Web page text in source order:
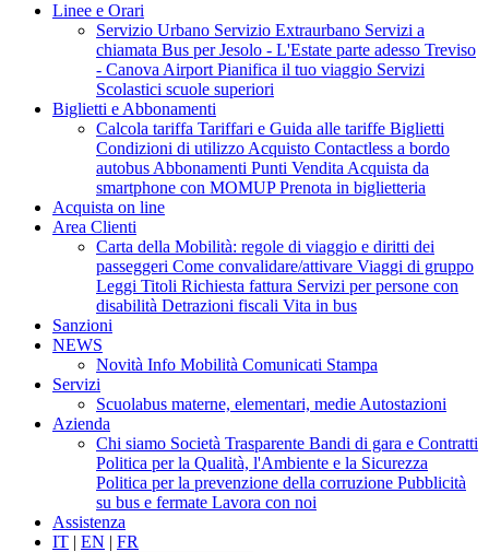
Linee e Orari
Servizio Urbano Servizio Extraurbano Servizi a
chiamata Bus per Jesolo - L'Estate parte adesso Treviso
- Canova Airport Pianifica il tuo viaggio Servizi
Scolastici scuole superiori
Biglietti e Abbonamenti
Calcola tariffa Tariffari e Guida alle tariffe Biglietti
Condizioni di utilizzo Acquisto Contactless a bordo
autobus Abbonamenti Punti Vendita Acquista da
smartphone con MOMUPPrenota in biglietteria
Acquista on line
Area Clienti
Carta della Mobilità: regole di viaggio e diritti dei
passeggeri Come convalidare/attivare Viaggi di gruppo
Leggi Titoli Richiesta fattura Servizi per persone con
disabilità Detrazioni fiscali Vita in bus
Sanzioni
NEWS
Novità Info Mobilità Comunicati Stampa
Servizi
Scuolabus materne, elementari, medie Autostazioni
Azienda
Chi siamo Società Trasparente Bandi di gara e Contratti
Politica per la Qualità, l'Ambiente e la Sicurezza
Politica per la prevenzione della corruzione Pubblicità
su bus e fermate Lavora con noi
Assistenza
IT | EN | FR